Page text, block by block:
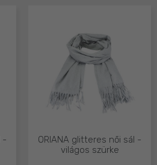
-
ORIANA glitteres női sál -
világos szürke